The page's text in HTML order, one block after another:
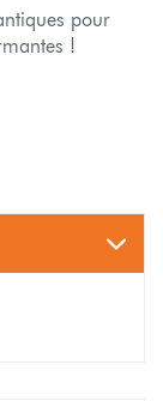
pour
!